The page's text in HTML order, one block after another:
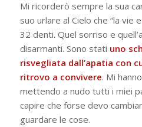
Mi ricorderò sempre la sua
suo urlare al Cielo che “la vie
32 denti. Quel sorriso e
disarmanti. Sono stati uno
risvegliata dall’apatia con
ritrovo a convivere. Mi
mettendo a nudo tutti i miei
capire che forse devo
guardare le cose.